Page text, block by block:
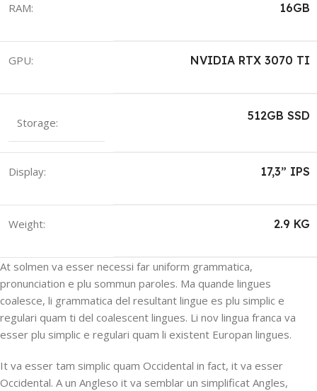
RAM: 16GB
GPU: NVIDIA RTX 3070 TI
Storage: 512GB SSD
Display: 17,3” IPS
Weight: 2.9 KG
At solmen va esser necessi far uniform grammatica,
pronunciation e plu sommun paroles. Ma quande lingues
coalesce, li grammatica del resultant lingue es plu simplic e
regulari quam ti del coalescent lingues. Li nov lingua franca va
esser plu simplic e regulari quam li existent Europan lingues.
It va esser tam simplic quam Occidental in fact, it va esser
Occidental. A un Angleso it va semblar un simplificat Angles,